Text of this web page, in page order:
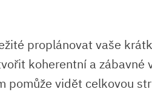
proplánovat vaše
koherentní a zábavné
pomůže vidět celkovou